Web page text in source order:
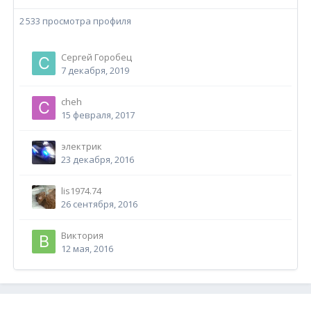
2 533 просмотра профиля
Сергей Горобец
7 декабря, 2019
cheh
15 февраля, 2017
электрик
23 декабря, 2016
lis1974.74
26 сентября, 2016
Виктория
12 мая, 2016